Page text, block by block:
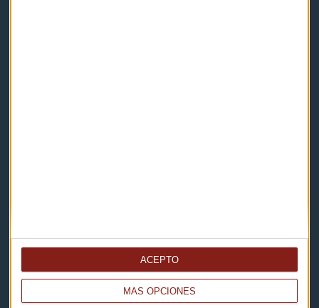
MÁS OPCIONES
ACEPTO
Cómo escucharnos
Política de privacidad
Aviso legal